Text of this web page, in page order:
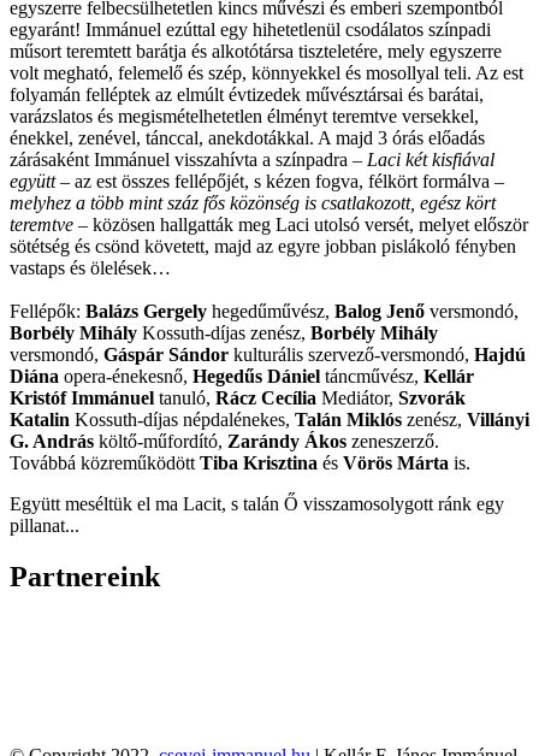
egyszerre felbecsülhetetlen kincs művészi és emberi szempontból
egyaránt! Immánuel ezúttal egy hihetetlenül csodálatos színpadi
műsort teremtett barátja és alkotótársa tiszteletére, mely egyszerre
volt megható, felemelő és szép, könnyekkel és mosollyal teli. Az est
folyamán felléptek az elmúlt évtizedek művésztársai és barátai,
varázslatos és megismételhetetlen élményt teremtve versekkel,
énekkel, zenével, tánccal, anekdotákkal. A majd 3 órás előadás
zárásaként Immánuel visszahívta a színpadra – Laci két kisfiával
együtt– az est összes fellépőjét, s kézen fogva, félkört formálva –
melyhez a több mint száz fős közönség is csatlakozott, egész kört
teremtve – közösen hallgatták meg Laci utolsó versét, melyet először
sötétség és csönd követett, majd az egyre jobban pislákoló fényben
vastaps és ölelések…
Fellépők: Balázs Gergely hegedűművész, Balog Jenő versmondó,
Borbély Mihály Kossuth-díjas zenész, Borbély Mihály
versmondó, Gáspár Sándor kulturális szervező-versmondó, Hajdú
Diána opera-énekesnő, Hegedűs Dániel táncművész, Kellár
Kristóf Immánuel tanuló, Rácz Cecília Mediátor, Szvorák
Katalin Kossuth-díjas népdalénekes, Talán Miklós zenész, Villányi
G. András költő-műfordító, Zarándy Ákos zeneszerző.
Továbbá közreműködött Tiba Krisztina és Vörös Márta is.
Együtt meséltük el ma Lacit, s talán Ő visszamosolygott ránk egy
pillanat...
Partnereink